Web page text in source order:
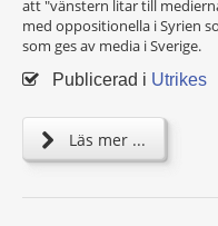
att "vänstern litar till
med oppositionella i Syrien
som ges av media i Sverige.
Publicerad i Utrikes
Läs mer ...